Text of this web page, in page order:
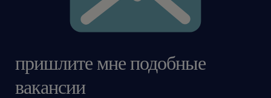
nawet do 8000 brutto uzależnione od
kwalifikacji i doświadczenia kandydata
пришлите мне подобные
вакансии